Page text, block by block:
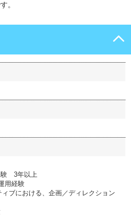
。
験 3年以上
用経験
ィブにおける、企画／ディレクション